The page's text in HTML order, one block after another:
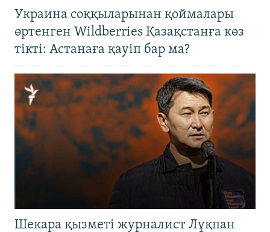
Украина соққыларынан қоймалары
өртенген Wildberries Қазақстанға көз
тікті: Астанаға қауіп бар ма?
Шекара қызметі журналист Лұқпан